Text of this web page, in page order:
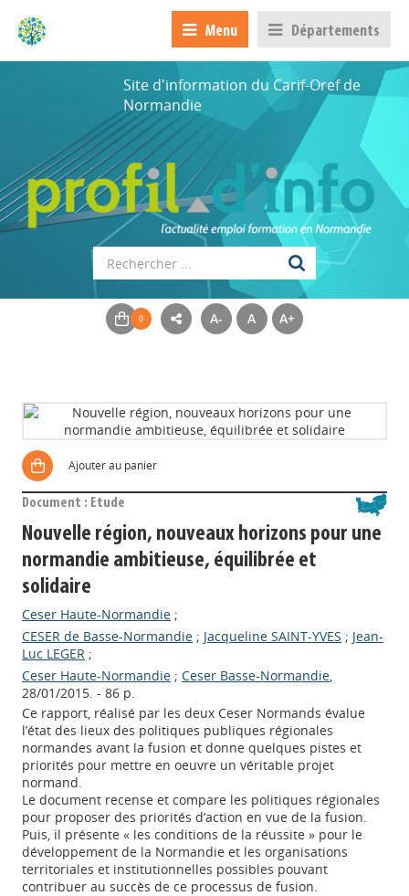
Menu Départements
Site d'information du Carif-Oref de
Normandie
A- A A+
Ajouter au panier
Document : Etude
Nouvelle région, nouveaux horizons pour une
normandie ambitieuse, équilibrée et
solidaire
Ceser Haute-Normandie ;
CESER de Basse-Normandie ; Jacqueline SAINT-YVES ; Jean-
Luc LEGER ;
Ceser Haute-Normandie ;Ceser Basse-Normandie,
28/01/2015. - 86 p.
Ce rapport, réalisé par les deux Ceser Normands évalue
l’état des lieux des politiques publiques régionales
normandes avant la fusion et donne quelques pistes et
priorités pour mettre en oeuvre un véritable projet
normand.
Le document recense et compare les politiques régionales
pour proposer des priorités d’action en vue de la fusion.
Puis, il présente « les conditions de la réussite » pour le
développement de la Normandie et les organisations
territoriales et institutionnelles possibles pouvant
contribuer au succès de ce processus de fusion.